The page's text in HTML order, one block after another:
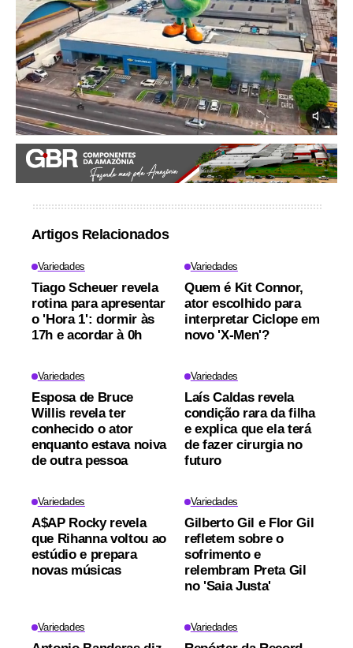
Artigos Relacionados
Variedades
Tiago Scheuer revela
rotina para apresentar
o 'Hora 1': dormir às
17h e acordar à 0h
Variedades
Quem é Kit Connor,
ator escolhido para
interpretar Ciclope em
novo 'X-Men'?
Variedades
Esposa de Bruce
Willis revela ter
conhecido o ator
enquanto estava noiva
de outra pessoa
Variedades
Laís Caldas revela
condição rara da filha
e explica que ela terá
de fazer cirurgia no
futuro
Variedades
A$AP Rocky revela
que Rihanna voltou ao
estúdio e prepara
novas músicas
Variedades
Gilberto Gil e Flor Gil
refletem sobre o
sofrimento e
relembram Preta Gil
no 'Saia Justa'
Variedades Variedades